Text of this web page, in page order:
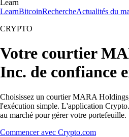
Learn
LearnBitcoinRechercheActualités du
CRYPTO
Votre courtier
Inc. de confiance
Choisissez un courtier MARA
l'exécution simple. L'application
au marché pour gérer votre portefeuille.
Commencer avec Crypto.com